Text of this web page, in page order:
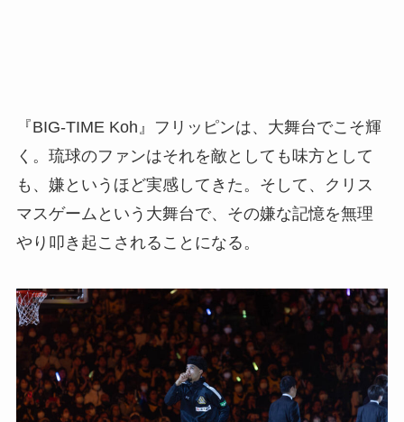
『BIG-TIME Koh』フリッピンは、大舞台でこそ輝
く。琉球のファンはそれを敵としても味方として
も、嫌というほど実感してきた。そして、クリス
マスゲームという大舞台で、その嫌な記憶を無理
やり叩き起こされることになる。